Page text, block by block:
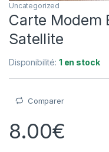
Uncategorized
Carte Modem
Satellite
Disponibilité: 1 en stock
Comparer
8.00€